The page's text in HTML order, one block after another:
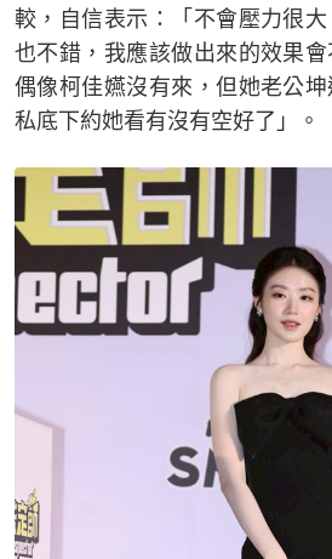
較，自信表示：「不會壓力很
也不錯，我應該做出來的效果
偶像柯佳嬿沒有來，但她老公
私底下約她看有沒有空好了」。